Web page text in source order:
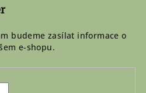
budeme zasílat informace o
e-shopu.